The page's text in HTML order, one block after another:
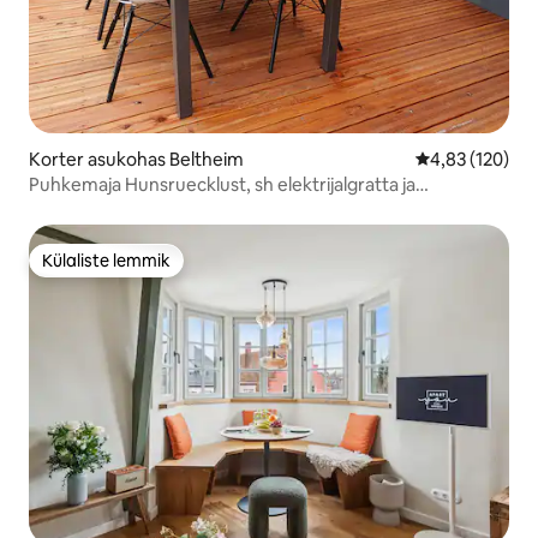
Korter asukohas Beltheim Keskmine
4,83 (120)
Puhkemaja Hunsruecklust, sh elektrijalgratta ja
Külaliste lemmik
Külaliste lemmik